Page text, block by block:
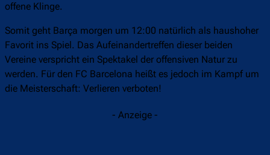
offene Klinge.
Somit geht Barça morgen um 12:00 natürlich als haushoher
Favorit ins Spiel. Das Aufeinandertreffen dieser beiden
Vereine verspricht ein Spektakel der offensiven Natur zu
werden. Für den FC Barcelona heißt es jedoch im Kampf um
die Meisterschaft: Verlieren verboten!
- Anzeige -